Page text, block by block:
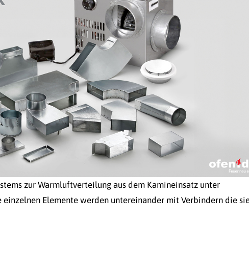
zur Warmluftverteilung aus dem Kamineinsatz unter
Elemente werden untereinander mit Verbindern die